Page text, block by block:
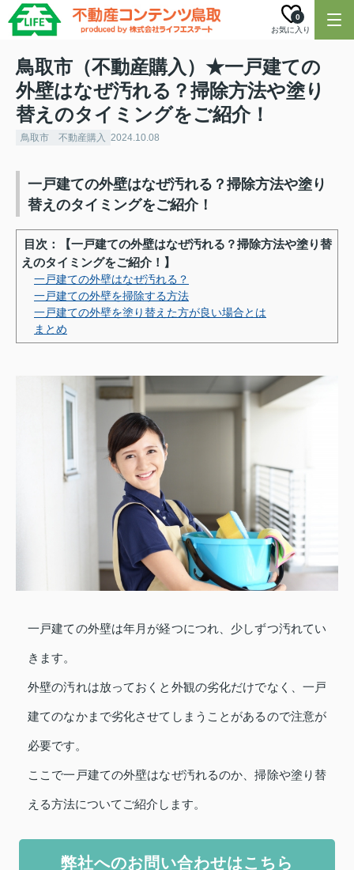
お気に入り
0
鳥取市（不動産購入）★一戸建ての
外壁はなぜ汚れる？掃除方法や塗り
替えのタイミングをご紹介！
鳥取市 不動産購入 2024.10.08
一戸建ての外壁はなぜ汚れる？掃除方法や塗り
替えのタイミングをご紹介！
目次：【一戸建ての外壁はなぜ汚れる？掃除方法や塗り替
えのタイミングをご紹介！】
一戸建ての外壁はなぜ汚れる？
一戸建ての外壁を掃除する方法
一戸建ての外壁を塗り替えた方が良い場合とは
まとめ
一戸建ての外壁は年月が経つにつれ、少しずつ汚れてい
きます。
外壁の汚れは放っておくと外観の劣化だけでなく、一戸
建てのなかまで劣化させてしまうことがあるので注意が
必要です。
ここで一戸建ての外壁はなぜ汚れるのか、掃除や塗り替
える方法についてご紹介します。
弊社へのお問い合わせはこちら